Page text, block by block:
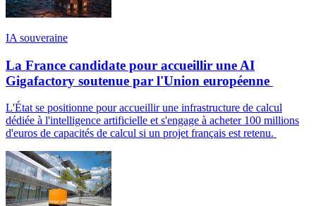
IA souveraine
La France candidate pour accueillir une AI
Gigafactory soutenue par l'Union européenne
L'État se positionne pour accueillir une infrastructure de calcul
dédiée à l'intelligence artificielle et s'engage à acheter 100 millions
d'euros de capacités de calcul si un projet français est retenu.